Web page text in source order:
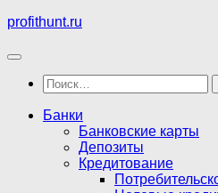
Перейти
содержимому
profithunt.ru
Найти:
Банки
Банковские карты
Депозиты
Кредитование